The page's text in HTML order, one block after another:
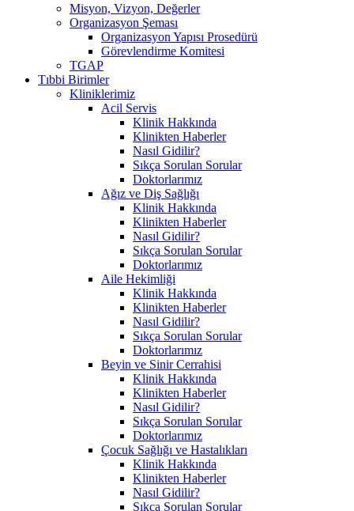
Misyon, Vizyon, Değerler
Organizasyon Şeması
Organizasyon Yapısı Prosedürü
Görevlendirme Komitesi
TGAP
Tıbbi Birimler
Kliniklerimiz
Acil Servis
Klinik Hakkında
Klinikten Haberler
Nasıl Gidilir?
Sıkça Sorulan Sorular
Doktorlarımız
Ağız ve Diş Sağlığı
Klinik Hakkında
Klinikten Haberler
Nasıl Gidilir?
Sıkça Sorulan Sorular
Doktorlarımız
Aile Hekimliği
Klinik Hakkında
Klinikten Haberler
Nasıl Gidilir?
Sıkça Sorulan Sorular
Doktorlarımız
Beyin ve Sinir Cerrahisi
Klinik Hakkında
Klinikten Haberler
Nasıl Gidilir?
Sıkça Sorulan Sorular
Doktorlarımız
Çocuk Sağlığı ve Hastalıkları
Klinik Hakkında
Klinikten Haberler
Nasıl Gidilir?
Sıkça Sorulan Sorular